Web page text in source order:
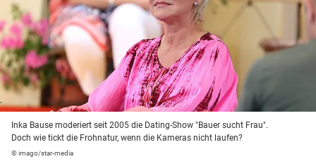
Inka Bause moderiert seit 2005 die Dating-Show "Bauer sucht Frau".
Doch wie tickt die Frohnatur, wenn die Kameras nicht laufen?
© imago/star-media